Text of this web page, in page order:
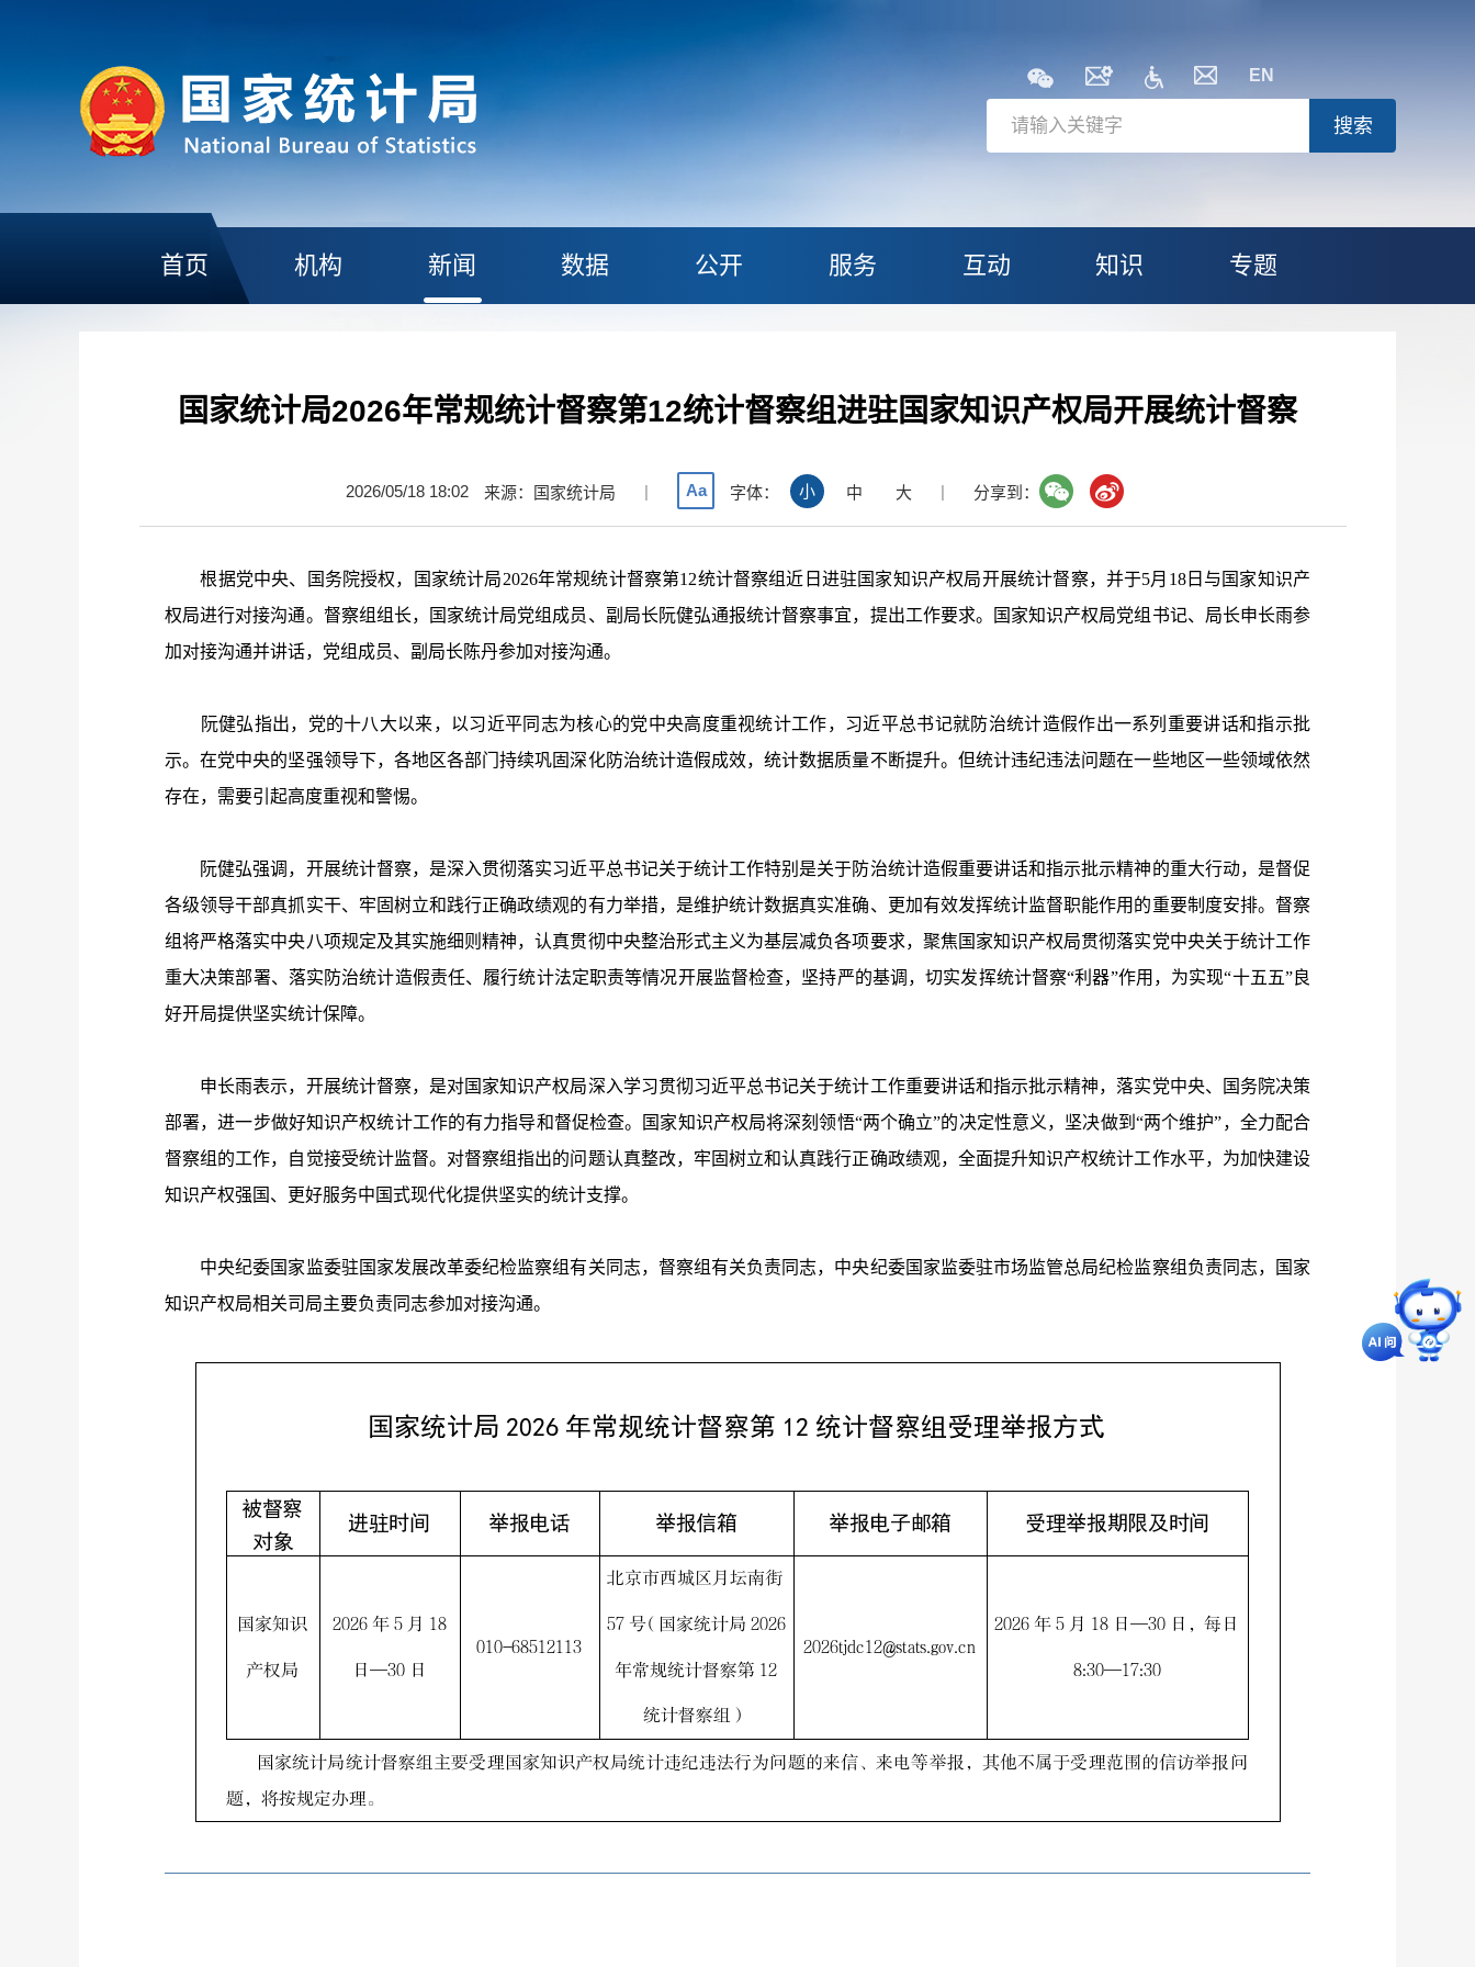
EN
搜索
首页 机构 新闻 数据 公开 服务 互动 知识 专题
国家统计局2026年常规统计督察第12统计督察组进驻国家知识产权局开展统计督察
2026/05/18 18:02 来源：国家统计局 | Aa 字体： 小 中 大 | 分享到：
根据党中央、国务院授权，国家统计局2026年常规统计督察第12统计督察组近日进驻国家知识产权局开展统计督察，并于5月 18日与国家知识产
权局进行对接沟通。督察组组长，国家统计局党组成员、副局长阮健弘通报统计督察事宜，提出工作要求。国家知识产权局党组书记、局长申长雨参
加对接沟通并讲话，党组成员、副局长陈丹参加对接沟通。
阮健弘指出，党的十八大以来，以习近平同志为核心的党中央高度重视统计工作，习近平总书记就防治统计造假作出一系列重要讲话和指示批
示。在党中央的坚强领导下，各地区各部门持续巩固深化防治统计造假成效，统计数据质量不断提升。但统计违纪违法问题在一些地区一些领域依然
存在，需要引起高度重视和警惕。
阮健弘强调，开展统计督察，是深入贯彻落实习近平总书记关于统计工作特别是关于防治统计造假重要讲话和指示批示精神的重大行动，是督促
各级领导干部真抓实干、牢固树立和践行正确政绩观的有力举措，是维护统计数据真实准确、更加有效发挥统计监督职能作用的重要制度安排。督察
组将严格落实中央八项规定及其实施细则精神，认真贯彻中央整治形式主义为基层减负各项要求，聚焦国家知识产权局贯彻落实党中央关于统计工作
重大决策部署、落实防治统计造假责任、履行统计法定职责等情况开展监督检查，坚持严的基调，切实发挥统计督察“利器”作用，为实现“十五五”良
好开局提供坚实统计保障。
申长雨表示，开展统计督察，是对国家知识产权局深入学习贯彻习近平总书记关于统计工作重要讲话和指示批示精神，落实党中央、国务院决策
部署，进一步做好知识产权统计工作的有力指导和督促检查。国家知识产权局将深刻领悟“两个确立”的决定性意义，坚决做到“两个维护”，全力配合
督察组的工作，自觉接受统计监督。对督察组指出的问题认真整改，牢固树立和认真践行正确政绩观，全面提升知识产权统计工作水平，为加快建设
知识产权强国、更好服务中国式现代化提供坚实的统计支撑。
中央纪委国家监委驻国家发展改革委纪检监察组有关同志，督察组有关负责同志，中央纪委国家监委驻市场监管总局纪检监察组负责同志，国家
知识产权局相关司局主要负责同志参加对接沟通。